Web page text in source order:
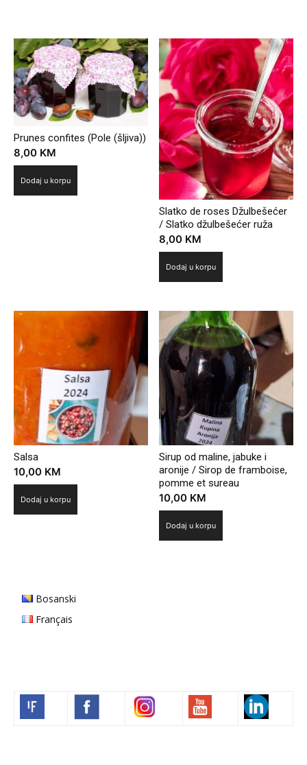
Prunes confites (Pole (šljiva))
8,00 KM
Dodaj u korpu
Slatko de roses Džulbešećer
/ Slatko džulbešećer ruža
8,00 KM
Dodaj u korpu
Salsa
10,00 KM
Dodaj u korpu
Sirup od maline, jabuke i
aronije / Sirop de framboise,
pomme et sureau
10,00 KM
Dodaj u korpu
Bosanski
Français